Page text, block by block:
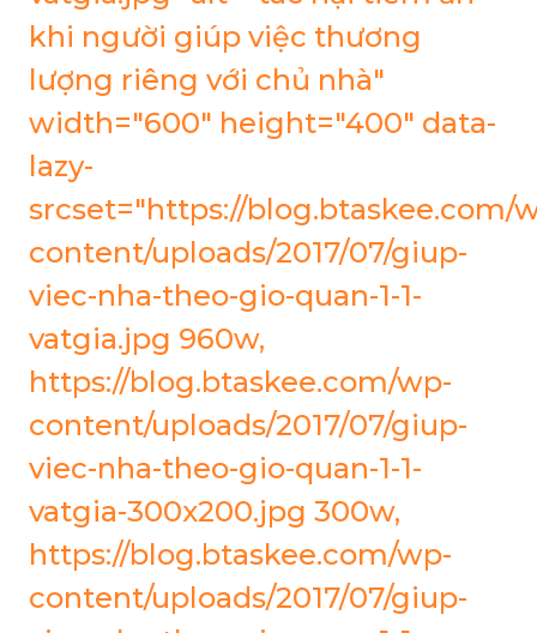
khi người giúp việc thương
lượng riêng với chủ nhà"
width="600" height="400" data-
lazy-
srcset="https://blog.btaskee.com/
content/uploads/2017/07/giup-
viec-nha-theo-gio-quan-1-1-
vatgia.jpg 960w,
https://blog.btaskee.com/wp-
content/uploads/2017/07/giup-
viec-nha-theo-gio-quan-1-1-
vatgia-300x200.jpg 300w,
https://blog.btaskee.com/wp-
content/uploads/2017/07/giup-